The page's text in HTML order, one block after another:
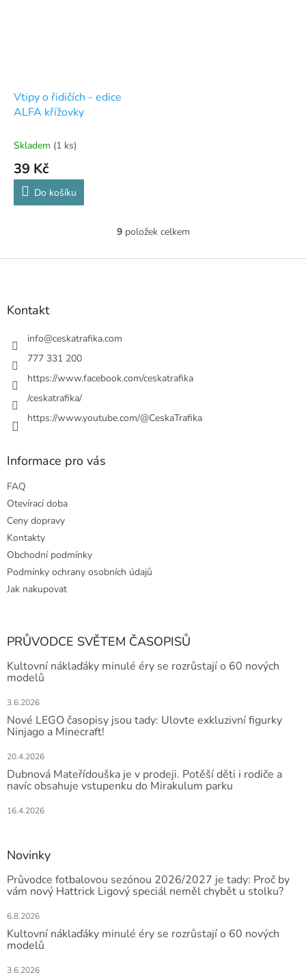
Vtipy o řidičích - edice
ALFA křížovky
Skladem (1 ks)
39 Kč
Do košíku
O
l
k
ý
9položek celkem
Z
Kontakt
info@ceskatrafika.com
777 331 200
https://www.facebook.com/ceskatrafika
/ceskatrafika/
https://www.youtube.com/@CeskaTrafika
Informace pro vás
FAQ
Otevírací doba
Ceny dopravy
Kontakty
Obchodní podmínky
Podmínky ochrany osobních údajů
Jak nakupovat
PRŮVODCE SVĚTEM ČASOPISŮ
Kultovní náklaďáky minulé éry se rozrůstají o 60 nových
modelů
3.6.2026
Nové LEGO časopisy jsou tady: Ulovte exkluzivní figurky
Ninjago a Minecraft!
20.4.2026
Dubnová Mateřídouška je v prodeji. Potěší děti i rodiče a
navíc obsahuje vstupenku do Mirakulum parku
16.4.2026
Novinky
Průvodce fotbalovou sezónou 2026/2027 je tady: Proč by
vám nový Hattrick Ligový speciál neměl chybět u stolku?
6.8.2026
Kultovní náklaďáky minulé éry se rozrůstají o 60 nových
modelů
3.6.2026